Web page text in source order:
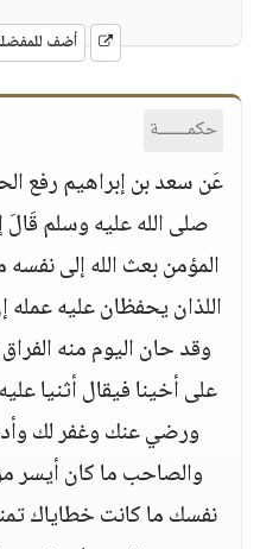
أضف
حكمــــــة
عَن سعد بن إبراهيم رفع
صلى الله عليه وسلم قَالَ
المؤمن بعث الله إلى
اللذان يحفظان عليه عمله
وقد حان اليوم منه الفراق
على أخينا فيقال أثنيا
ورضي عنك وغفر لك
والصاحب ما كان أيسر
نفسك ما كانت خطاياك